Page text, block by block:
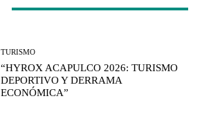
TURISMO
“HYROX ACAPULCO 2026: TURISMO
DEPORTIVO Y DERRAMA
ECONÓMICA”